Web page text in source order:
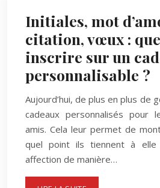
Initiales, mot
citation, vœux :
inscrire sur un
personnalisable ?
Aujourd’hui, de plus en plus de
cadeaux personnalisés pour
amis. Cela leur permet de
quel point ils tiennent à
affection de manière…